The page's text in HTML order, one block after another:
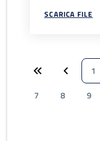
SCARICA FILE
1
7
8 9